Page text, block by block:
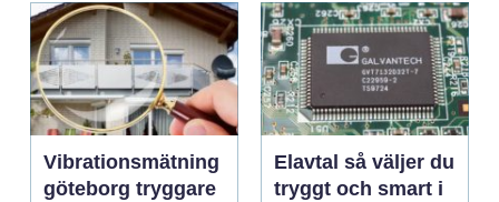
Vibrationsmätning
göteborg tryggare
Elavtal så väljer du
tryggt och smart i